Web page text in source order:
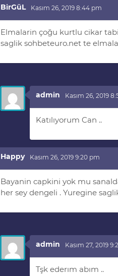
BirGüL Kasım 26, 2019 8:44 pm
Elmalarin çoğu kurtlu cikar
saglik sohbeteuro.net te
admin Kasım 26, 2019
Katılıyorum Can ..
Happy Kasım 26, 2019 9:20 pm
Bayanin capkini yok mu
her sey dengeli . Yuregine
admin Kasım 27, 2019
Tşk ederım abım ..